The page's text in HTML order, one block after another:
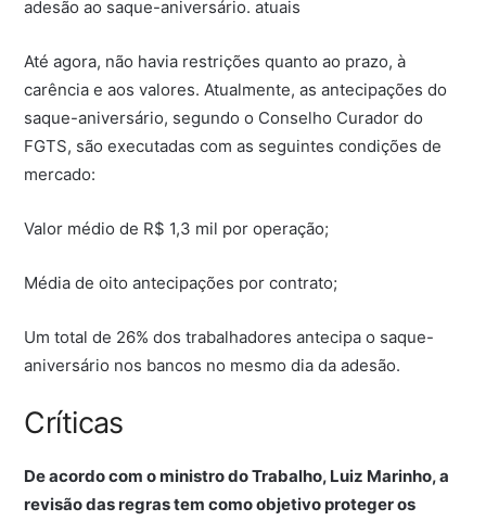
adesão ao saque-aniversário. atuais
Até agora, não havia restrições quanto ao prazo, à
carência e aos valores. Atualmente, as antecipações do
saque-aniversário, segundo o Conselho Curador do
FGTS, são executadas com as seguintes condições de
mercado:
Valor médio de R$ 1,3 mil por operação;
Média de oito antecipações por contrato;
Um total de 26% dos trabalhadores antecipa o saque-
aniversário nos bancos no mesmo dia da adesão.
Críticas
De acordo com o ministro do Trabalho, Luiz Marinho, a
revisão das regras tem como objetivo proteger os